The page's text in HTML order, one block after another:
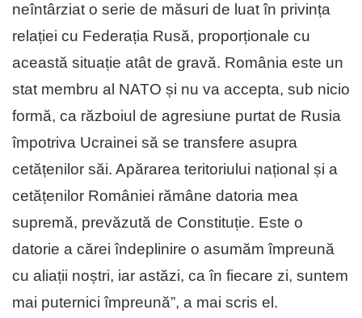
neîntârziat o serie de măsuri de luat în privința
relației cu Federația Rusă, proporționale cu
această situație atât de gravă. România este un
stat membru al NATO și nu va accepta, sub nicio
formă, ca războiul de agresiune purtat de Rusia
împotriva Ucrainei să se transfere asupra
cetățenilor săi. Apărarea teritoriului național și a
cetățenilor României rămâne datoria mea
supremă, prevăzută de Constituție. Este o
datorie a cărei îndeplinire o asumăm împreună
cu aliații noștri, iar astăzi, ca în fiecare zi, suntem
mai puternici împreună”, a mai scris el.